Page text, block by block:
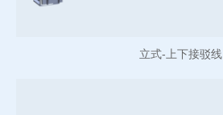
立式-上下接驳线